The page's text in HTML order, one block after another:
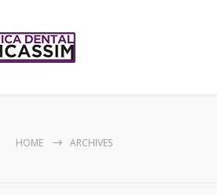
HOME ARCHIVES